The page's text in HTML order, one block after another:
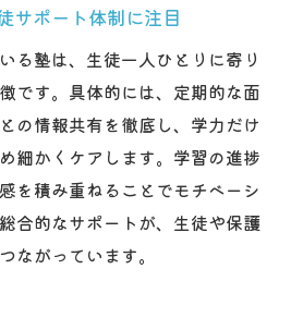
受験対策の実践例
策で実力を伸ばした成功事
望校別指導が合格率を高める
が塾で受験力を磨く方法
塾 実践的な対策講座を解説
トによる受験計画立案のポイ
サポート体制に注目
る塾は、生徒一人ひとりに寄り
です。具体的には、定期的な面
の情報共有を徹底し、学力だけ
細かくケアします。学習の進捗
を積み重ねることでモチベーシ
合的なサポートが、生徒や保護
ながっています。